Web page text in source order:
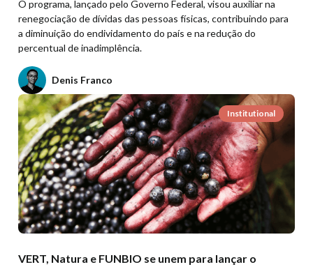
O programa, lançado pelo Governo Federal, visou auxiliar na
renegociação de dívidas das pessoas físicas, contribuindo para
a diminuição do endividamento do país e na redução do
percentual de inadimplência.
Denis Franco
Institutional
VERT, Natura e FUNBIO se unem para lançar o